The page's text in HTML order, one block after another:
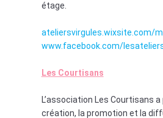
étage.
ateliersvirgules.wixsite.com/
www.facebook.com/
Les Courtisans
L’association Les Courtisans
création, la promotion et la